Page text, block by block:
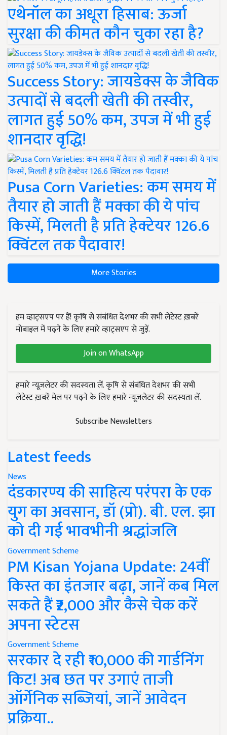
एथेनॉल का अधूरा हिसाब: ऊर्जा
सुरक्षा की कीमत कौन चुका रहा है?
Success Story: जायडेक्स के जैविक
उत्पादों से बदली खेती की तस्वीर,
लागत हुई 50% कम, उपज में भी हुई
शानदार वृद्धि!
Pusa Corn Varieties: कम समय में
तैयार हो जाती हैं मक्का की ये पांच
किस्में, मिलती है प्रति हेक्टेयर 126.6
क्विंटल तक पैदावार!
More Stories
हम व्हाट्सएप पर हैं! कृषि से संबंधित देशभर की सभी लेटेस्ट ख़बरें
मोबाइल में पढ़ने के लिए हमारे व्हाट्सएप से जुड़ें.
Join on WhatsApp
हमारे न्यूज़लेटर की सदस्यता लें. कृषि से संबंधित देशभर की सभी
लेटेस्ट ख़बरें मेल पर पढ़ने के लिए हमारे न्यूज़लेटर की सदस्यता लें.
Subscribe Newsletters
Latest feeds
News
दंडकारण्य की साहित्य परंपरा के एक
युग का अवसान, डॉ (प्रो). बी. एल. झा
को दी गई भावभीनी श्रद्धांजलि
Government Scheme
PM Kisan Yojana Update: 24वीं
किस्त का इंतजार बढ़ा, जानें कब मिल
सकते हैं ₹2,000 और कैसे चेक करें
अपना स्टेटस
Government Scheme
सरकार दे रही ₹10,000 की गार्डनिंग
किट! अब छत पर उगाएं ताजी
ऑर्गेनिक सब्जियां, जानें आवेदन
प्रक्रिया..